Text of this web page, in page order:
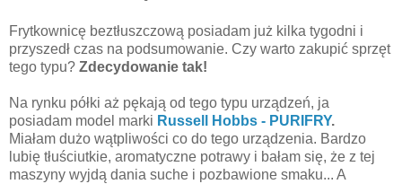
Frytkownicę beztłuszczową posiadam już kilka tygodni i
przyszedł czas na podsumowanie. Czy warto zakupić sprzęt
tego typu? Zdecydowanie tak!
Na rynku półki aż pękają od tego typu urządzeń, ja
posiadam model marki Russell Hobbs - PURIFRY.
Miałam dużo wątpliwości co do tego urządzenia. Bardzo
lubię tłuściutkie, aromatyczne potrawy i bałam się, że z tej
maszyny wyjdą dania suche i pozbawione smaku... A